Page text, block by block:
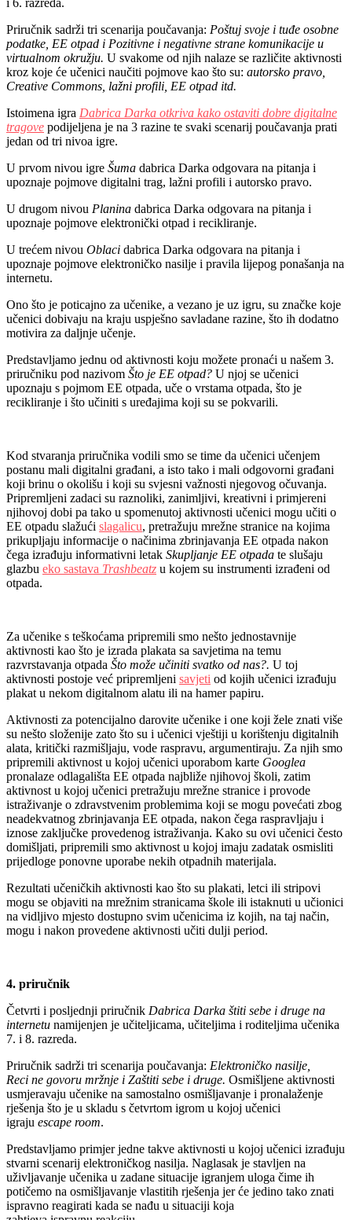
Priručnik sadrži tri scenarija poučavanja:​ Poštuj svoje i tuđe osobne
podatke , EE otpad i Pozitivne i negativne strane komunikacije u
virtualnom okružju. U svakome od njih nalaze se različite aktivnosti
kroz koje će učenici naučiti pojmove kao što su: autorsko pravo,
Creative Commons, lažni profili, EE otpad itd.
Istoimena igra Dabrica Darka otkriva kako ostaviti dobre digitalne
tragove podijeljena je na 3 razine te svaki scenarij poučavanja prati
jedan od tri nivoa igre.
U prvom nivou igre Šuma dabrica Darka odgovara na pitanja i
upoznaje pojmove digitalni trag, lažni profili i autorsko pravo.
U drugom nivou Planina dabrica Darka odgovara na pitanja i
upoznaje pojmove elektronički otpad i recikliranje.
U trećem nivou Oblaci dabrica Darka odgovara na pitanja i
upoznaje pojmove elektroničko nasilje i pravila lijepog ponašanja na
internetu.
Ono što je poticajno za učenike, a vezano je uz igru, su značke koje
učenici dobivaju na kraju uspješno savladane razine, što ih dodatno
motivira za daljnje učenje.
Predstavljamo jednu od aktivnosti koju možete pronaći u našem 3.
priručniku pod nazivom Što je EE otpad? U njoj se učenici
upoznaju s pojmom EE otpada, uče o vrstama otpada, što je
recikliranje i što učiniti s uređajima koji su se pokvarili.
Kod stvaranja priručnika vodili smo se time da učenici učenjem
postanu mali digitalni građani, a isto tako i mali odgovorni građani
koji brinu o okolišu i koji su svjesni važnosti njegovog očuvanja.
Pripremljeni zadaci su raznoliki, zanimljivi, kreativni i primjereni
njihovoj dobi pa tako u spomenutoj aktivnosti učenici mogu učiti o
EE otpadu slažući slagalicu, pretražuju mrežne stranice na kojima
prikupljaju informacije o načinima zbrinjavanja EE otpada nakon
čega izrađuju informativni letak Skupljanje EE otpada te slušaju
glazbu eko sastava Trashbeatz u kojem su instrumenti izrađeni od
otpada.
Za učenike s teškoćama pripremili smo nešto jednostavnije
aktivnosti kao što je izrada plakata sa savjetima na temu
razvrstavanja otpada Što može učiniti svatko od nas?. U toj
aktivnosti postoje već pripremljeni savjeti od kojih učenici izrađuju
plakat u nekom digitalnom alatu ili na hamer papiru.
Aktivnosti za potencijalno darovite učenike i one koji žele znati više
su nešto složenije zato što su i učenici vještiji u korištenju digitalnih
alata, kritički razmišljaju, vode raspravu, argumentiraju. Za njih smo
pripremili aktivnost u kojoj učenici uporabom karte Googlea
pronalaze odlagališta EE otpada najbliže njihovoj školi, zatim
aktivnost u kojoj učenici pretražuju mrežne stranice i provode
istraživanje o zdravstvenim problemima koji se mogu povećati zbog
neadekvatnog zbrinjavanja EE otpada, nakon čega raspravljaju i
iznose zaključke provedenog istraživanja. Kako su ovi učenici često
domišljati, pripremili smo aktivnost u kojoj imaju zadatak osmisliti
prijedloge ponovne uporabe nekih otpadnih materijala.
Rezultati učeničkih aktivnosti kao što su plakati, letci ili stripovi
mogu se objaviti na mrežnim stranicama škole ili istaknuti u učionici
na vidljivo mjesto dostupno svim učenicima iz kojih, na taj način,
mogu i nakon provedene aktivnosti učiti dulji period.
4. priručnik
Četvrti i posljednji priručnik Dabrica Darka štiti sebe i druge na
internetu namijenjen je učiteljicama, učiteljima i roditeljima učenika
7. i 8. razreda.
Priručnik sadrži tri scenarija poučavanja:​ Elektroničko nasilje,
Reci ne govoru mržnje​ i Zaštiti sebe i druge. Osmišljene aktivnosti
usmjeravaju učenike na samostalno osmišljavanje i pronalaženje
rješenja što je u skladu s četvrtom igrom u kojoj učenici
igraju escape room.
Predstavljamo primjer jedne takve aktivnosti u kojoj učenici izrađuju
stvarni scenarij elektroničkog nasilja. Naglasak je stavljen na
uživljavanje učenika u zadane situacije igranjem uloga čime ih
potičemo na osmišljavanje vlastitih rješenja jer će jedino tako znati
ispravno reagirati kada se nađu u situaciji koja